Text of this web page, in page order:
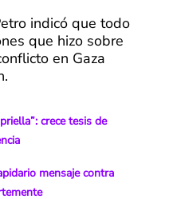
indicó que todo
que hizo sobre
en Gaza
crece tesis de
mensaje contra